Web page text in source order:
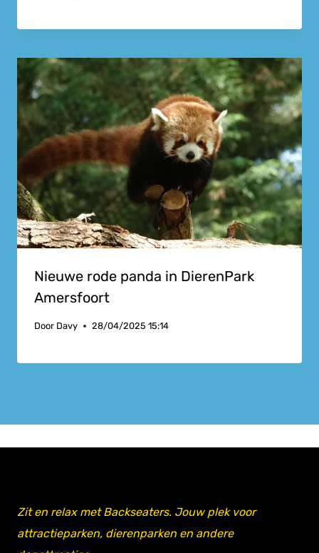
Nieuwe rode panda in DierenPark
Amersfoort
Door Davy 28/04/2025 15:14
Zit en relax met Backseaters. Jouw plek voor
attractieparken, dierenparken en andere